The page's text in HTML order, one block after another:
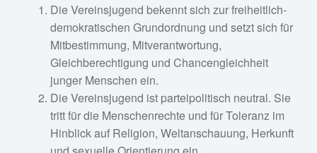
Die Vereinsjugend bekennt sich zur freiheitlich-
demokratischen Grundordnung und setzt sich für
Mitbestimmung, Mitverantwortung,
Gleichberechtigung und Chancengleichheit
junger Menschen ein.
Die Vereinsjugend ist parteipolitisch neutral. Sie
tritt für die Menschenrechte und für Toleranz im
Hinblick auf Religion, Weltanschauung, Herkunft